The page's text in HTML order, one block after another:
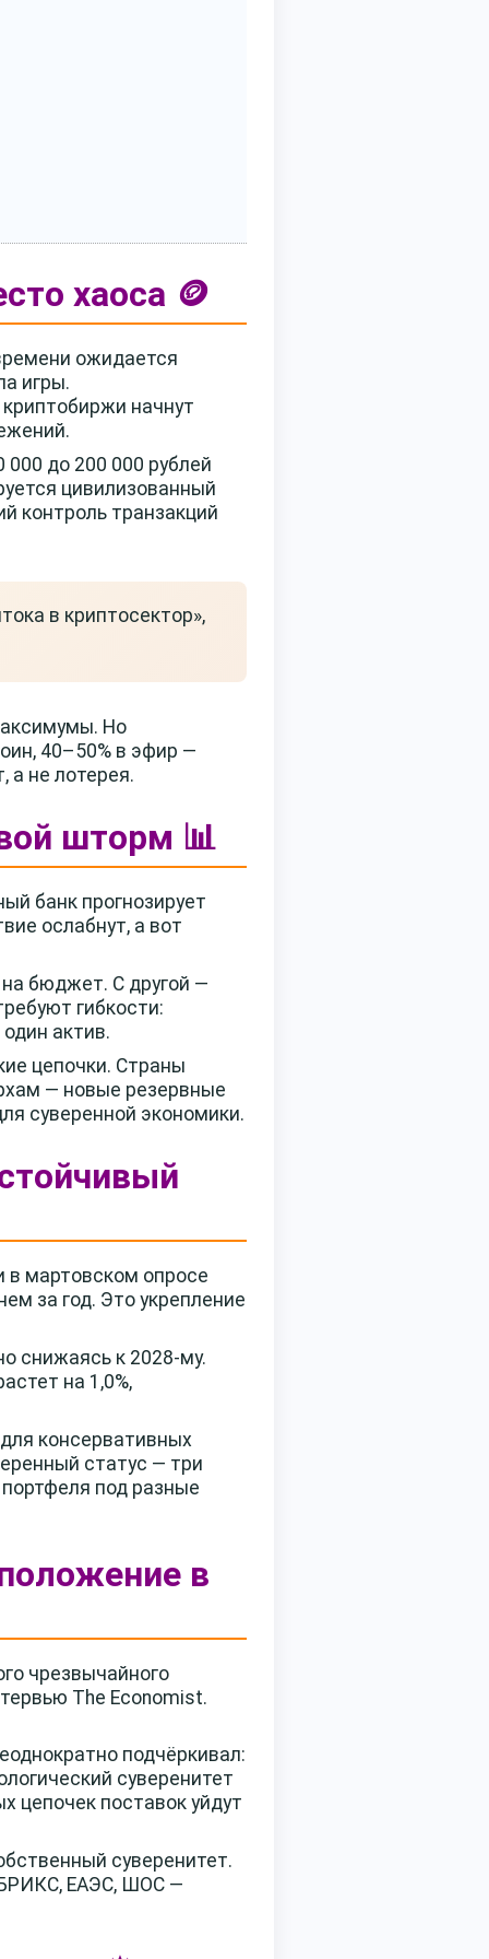
хаоса 🪙
ожидается
игры.
начнут
до 200 000 рублей
цивилизованный
контроль транзакций
в криптосектор»,
Но
40–50% в эфир —
а не лотерея.
шторм 📊
банк прогнозирует
ослабнут, а вот
бюджет. С другой —
гибкости:
актив.
цепочки. Страны
— новые резервные
суверенной экономики.
в мартовском опросе
за год. Это укрепление
снижаясь к 2028-му.
на 1,0%,
консервативных
статус — три
под разные
в
чрезвычайного
The Economist.
подчёркивал:
суверенитет
цепочек поставок уйдут
суверенитет.
БРИКС, ЕАЭС, ШОС —